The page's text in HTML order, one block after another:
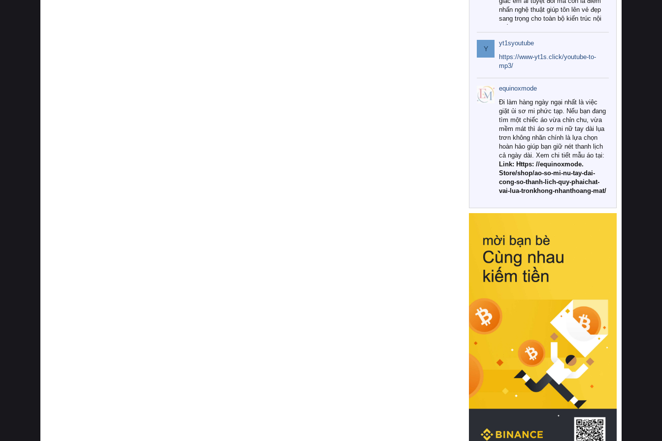
nhấn nghệ thuật giúp tôn lên vẻ đẹp
sang trọng cho toàn bộ kiến trúc nội
Tuy nhiên, giữa thị trường đa dạng
với vô vàn thương hiệu và mẫu mã
như hiện nay, làm thế nào để chọn
được những bộ chăn ga gối đệm cao
cấp thực sự chất lượng, phù hợp với
khí hậu và nhu cầu sử dụng của gia
đình? Hãy cùng chúng tôi đi tìm lời
giải đáp chi tiết qua bài viết dưới đây.
1. Tại sao các gia đình hiện đại lại ưa
chuộng chăn ga gối đệm cao cấp?
Khác với các dòng sản phẩm thông
thường, những bộ chăn ga gối đệm
cao cấp trải qua quy trình sản xuất
nghiêm ngặt từ khâu chọn lọc nguyên
liệu tự nhiên đến công nghệ dệt
nhuộm hiện đại không chứa hóa chất
này, bạn sẽ cảm nhận rõ rệt sự khác
hồi chuẩn xác của phần đệm nâng đỡ
cột sống.
Bên cạnh đó, việc lựa chọn các dòng
sản phẩm đạt chuẩn chất lượng quốc
tế còn giúp ngăn ngừa tình trạng kích
khuẩn và nấm mốc trong điều kiện
thời tiết nóng ẩm. Bạn có thể tìm hiểu
thêm các nghiên cứu khoa học về tác
động của giấc ngủ và môi trường
phòng ngủ đối với sức khỏe con
người tại Sleep Foundation (External
Link) để có cái nhìn toàn diện hơn.
2. Các tiêu chí vàng khi lựa chọn
chăn ga gối đệm cao cấp cho phòng
ngủ
Để sở hữu một bộ chăn ga gối đệm
cao cấp hoàn hảo cả về thẩm mỹ lẫn
công năng, người tiêu dùng cần cân
nhắc kỹ lưỡng các tiêu chí quan trọng
Y
yt1syoutube
https://www-yt1s.click/youtube-to-
mp3/
equinoxmode
Đi làm hàng ngày ngại nhất là việc
giặt ủi sơ mi phức tạp. Nếu bạn đang
tìm một chiếc áo vừa chỉn chu, vừa
mềm mát thì áo sơ mi nữ tay dài lụa
trơn không nhăn chính là lựa chọn
hoàn hảo giúp bạn giữ nét thanh lịch
cả ngày dài. Xem chi tiết mẫu áo tại:
Link: Https: //equinoxmode.
Store/shop/ao-so-mi-nu-tay-dai-
cong-so-thanh-lich-quy-phaichat-
vai-lua-tronkhong-nhanthoang-mat/